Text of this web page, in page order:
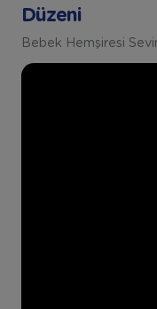
Düzeni
Bebek Hemşiresi